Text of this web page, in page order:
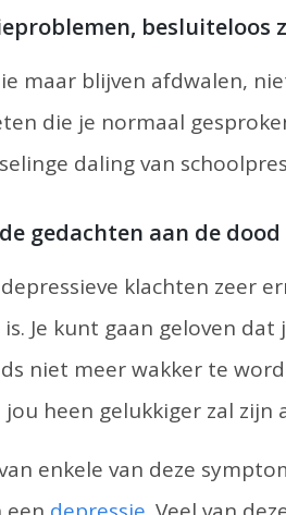
besluiteloos
maar blijven afdwalen,
die je normaal
daling van
gedachten aan de
klachten zeer
Je kunt gaan geloven
niet meer wakker te
heen gelukkiger zal zijn
enkele van deze